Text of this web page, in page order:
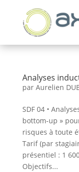
Analyses
par Aurelien
SDF 04 •
bottom-up »
risques à toute
Tarif (par
présentiel : 1
Objectifs...